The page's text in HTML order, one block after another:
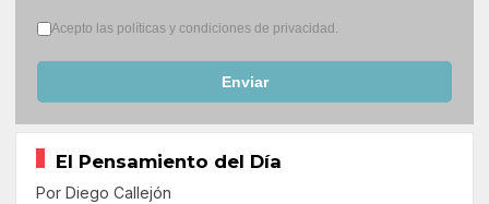
Términos del servicio*
Acepto las políticas y condiciones de privacidad.
Enviar
El Pensamiento del Día
Por Diego Callejón